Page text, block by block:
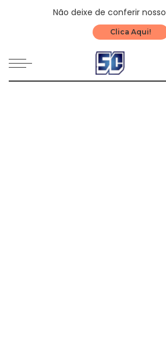
Não deixe de conferir nosso
Clica Aqui!